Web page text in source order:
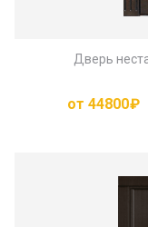
Дверь
от 44800₽